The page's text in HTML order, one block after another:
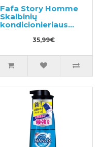
Fafa Story Homme
Skalbinių
kondicionieriaus
užpildas 1440ml
35,99€